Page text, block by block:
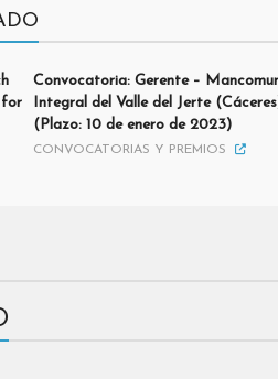
for
Convocatoria: Gerente –
Integral del Valle del Jerte
(Plazo: 10 de enero de 2023)
CONVOCATORIAS Y PREMIOS